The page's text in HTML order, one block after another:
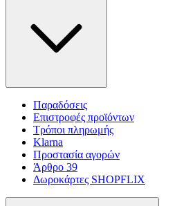
Παραδόσεις
Επιστροφές προϊόντων
Τρόποι πληρωμής
Klarna
Προστασία αγορών
Άρθρο 39
Δωροκάρτες SHOPFLIX